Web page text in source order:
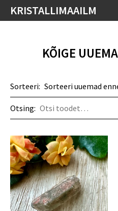
KRISTALLIMAAILM
KÕIGE
Sorteeri:
Otsing: